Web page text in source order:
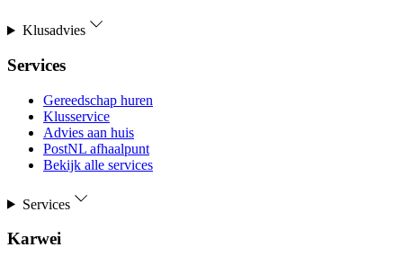
Klusadvies
Services
Gereedschap huren
Klusservice
Advies aan huis
PostNL afhaalpunt
Bekijk alle services
Services
Karwei